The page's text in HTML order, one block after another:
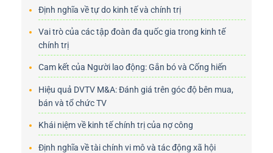
Định nghĩa về tự do kinh tế và chính trị
Vai trò của các tập đoàn đa quốc gia trong kinh tế
chính trị
Cam kết của Người lao động: Gắn bó và Cống hiến
Hiệu quả DVTV M&A: Đánh giá trên góc độ bên mua,
bán và tổ chức TV
Khái niệm về kinh tế chính trị của nợ công
Định nghĩa về tài chính vi mô và tác động xã hội